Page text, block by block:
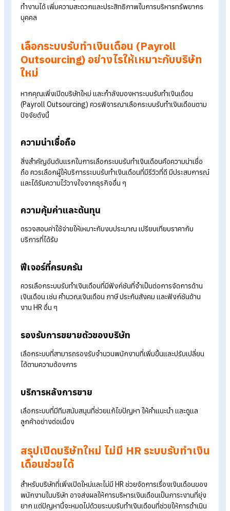
ระบบรับทำเงินเดือน หรือบริการรับทำเงินเดือน (Payroll
เดือนให้เป็นเรื่องง่าย ถูกต้อง และรวดเร็วด้วยทีมงานผู้เชี่ยวชาญด้
การจัดการเงินเดือน ครอบคลุมทุกขั้นตอนของการคำนวณเงินเดื
ตั้งแต่การคำนวณเงินเดือน ภาษี ประกันสังคม จัดทำรายงานต่าง ๆ
แอปพลิเคชันสำหรับพนักงานที่รองรับ Employee Self Service
ทำงานได้ เพิ่มความสะดวกและประสิทธิภาพในการบริหารทรัพยาก
บุคคล
เลือกระบบรับทำเงินเดือน (Payroll
Outsourcing)อย่างไรให้เหมาะกับบริษั
ใหม่
หากคุณเพิ่งเปิดบริษัทใหม่ และกำลังมองหาระบบรับทำเงินเดือน
ปัจจัยดังนี้
สิ่งสำคัญอันดับแรกในการเลือกระบบรับทำเงินเดือนคือความน่าเชื่
ถือ ควรเลือกผู้ให้บริการระบบรับทำเงินเดือนที่มีรีวิวที่ดี มีประสบก
และได้รับความไว้วางใจจากธุรกิจอื่น ๆ
ความคุ้มค่าและต้นทุน
ตรวจสอบค่าใช้จ่ายให้เหมาะกับงบประมาณ เปรียบเทียบราคากับ
ฟีเจอร์ที่ครบครัน
ควรเลือกระบบรับทำเงินเดือนที่มีฟังก์ชันที่จำเป็นต่อการจัดการด้า
เงินเดือน เช่น คำนวณเงินเดือน ภาษี ประกันสังคม และฟังก์ชันด้าน
งาน HR อื่น ๆ